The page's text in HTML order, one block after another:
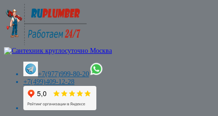
+7(977)999-80-20
+7(499)409-12-28